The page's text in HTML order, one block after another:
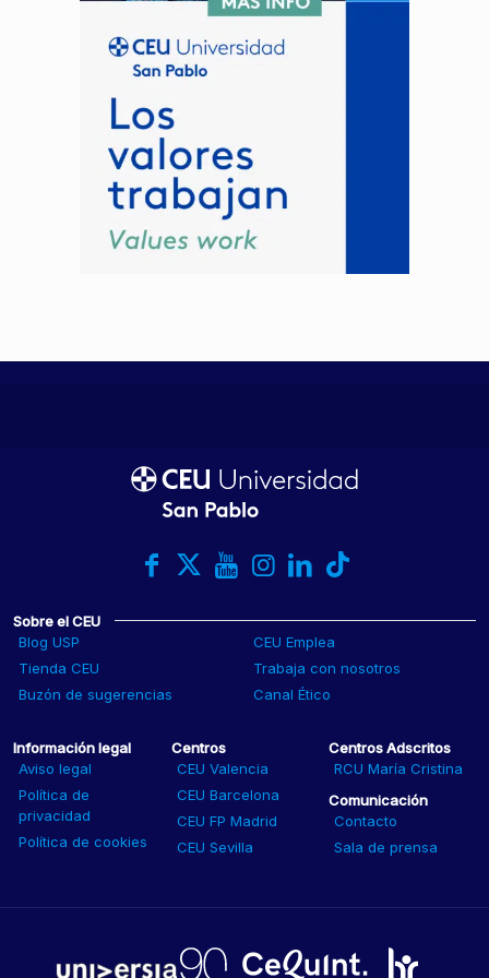
Sobre el CEU
Blog USP
CEU Emplea
Tienda CEU
Trabaja con nosotros
Buzón de sugerencias
Canal Ético
Información legal
Aviso legal
Política de
privacidad
Política de cookies
Centros
CEU Valencia
CEU Barcelona
CEU FP Madrid
CEU Sevilla
Centros Adscritos
RCU María Cristina
Comunicación
Contacto
Sala de prensa